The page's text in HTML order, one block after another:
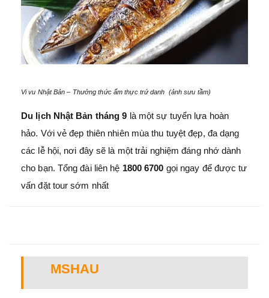
Vi vu Nhật Bản – Thưởng thức ẩm thực trứ danh (ảnh sưu tầm)
Du lịch Nhật Bản tháng 9 là một sự tuyển lựa hoàn
hảo. Với vẻ đẹp thiên nhiên mùa thu tuyệt đẹp, đa dạng
các lễ hội, nơi đây sẽ là một trải nghiệm đáng nhớ dành
cho bạn. Tổng đài liên hệ 1800 6700 gọi ngay để được tư
vấn đặt tour sớm nhất
MSHAU